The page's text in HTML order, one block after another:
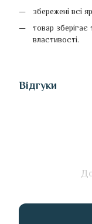
збережені всі
товар зберігає
властивості.
Відгуки